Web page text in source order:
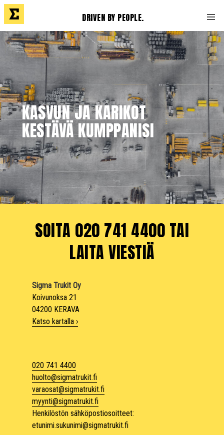
DRIVEN BY PEOPLE.
KASVUN JA KARIKOT
KESTÄVÄ KUMPPANISI
SOITA 020 741 4400 TAI
LAITA VIESTIÄ
Sigma Trukit Oy
Koivunoksa 21
04200 KERAVA
Katso kartalla ›
020 741 4400
huolto@sigmatrukit.fi
varaosat@sigmatrukit.fi
myynti@sigmatrukit.fi
Henkilöstön sähköpostiosoitteet:
etunimi.sukunimi@sigmatrukit.fi